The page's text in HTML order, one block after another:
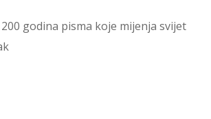
godina pisma koje mijenja svijet